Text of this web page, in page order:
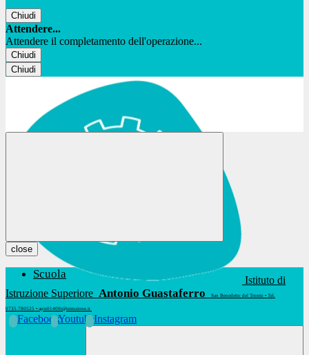
Chiudi
Attendere...
Attendere il completamento dell'operazione...
Chiudi
Chiudi
Istituto di
Istruzione Superiore Antonio Guastaferro San Benedetto del Tronto • Tel.
0735.780525 • apis01400t@istruzione.it
FacebookYoutubeInstagram
close
Scuola